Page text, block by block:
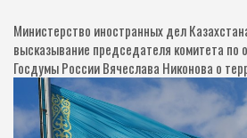
Министерство иностранных дел
высказывание председателя комитета по
Госдумы России Вячеслава Никонова о